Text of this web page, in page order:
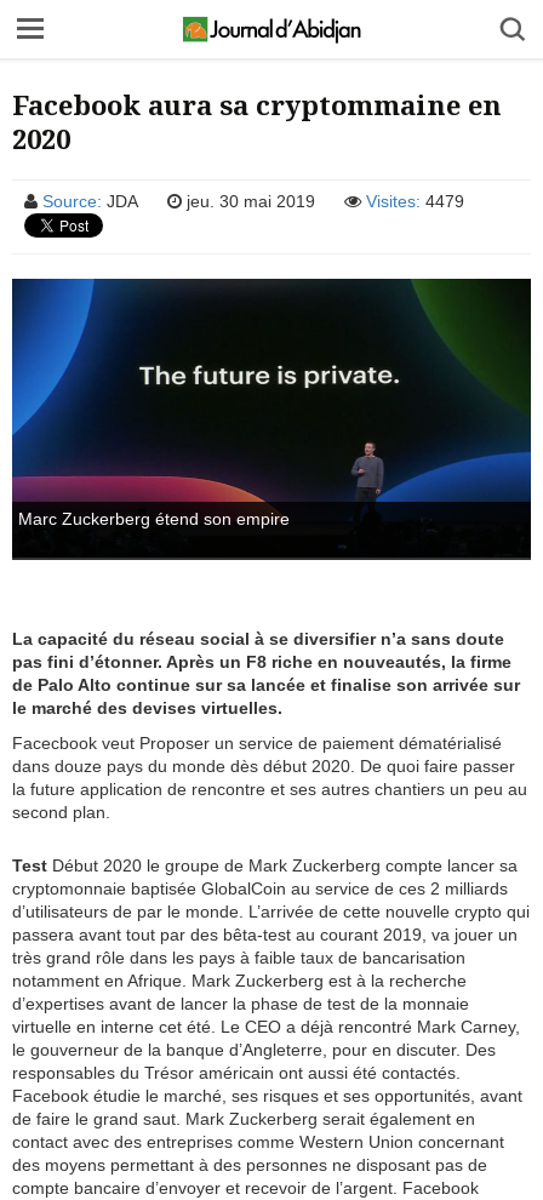
Facebook aura sa cryptommaine en
2020
Source: JDA jeu. 30 mai 2019 Visites: 4479
Marc Zuckerberg étend son empire
La capacité du réseau social à se diversifier n’a sans doute
pas fini d’étonner. Après un F8 riche en nouveautés, la firme
de Palo Alto continue sur sa lancée et finalise son arrivée sur
le marché des devises virtuelles.
Facecbook veut Proposer un service de paiement dématérialisé
dans douze pays du monde dès début 2020. De quoi faire passer
la future application de rencontre et ses autres chantiers un peu au
second plan.
Test Début 2020 le groupe de Mark Zuckerberg compte lancer sa
cryptomonnaie baptisée GlobalCoin au service de ces 2 milliards
d’utilisateurs de par le monde. L’arrivée de cette nouvelle crypto qui
passera avant tout par des bêta-test au courant 2019, va jouer un
très grand rôle dans les pays à faible taux de bancarisation
notamment en Afrique. Mark Zuckerberg est à la recherche
d’expertises avant de lancer la phase de test de la monnaie
virtuelle en interne cet été. Le CEO a déjà rencontré Mark Carney,
le gouverneur de la banque d’Angleterre, pour en discuter. Des
responsables du Trésor américain ont aussi été contactés.
Facebook étudie le marché, ses risques et ses opportunités, avant
de faire le grand saut. Mark Zuckerberg serait également en
contact avec des entreprises comme Western Union concernant
des moyens permettant à des personnes ne disposant pas de
compte bancaire d’envoyer et recevoir de l’argent. Facebook